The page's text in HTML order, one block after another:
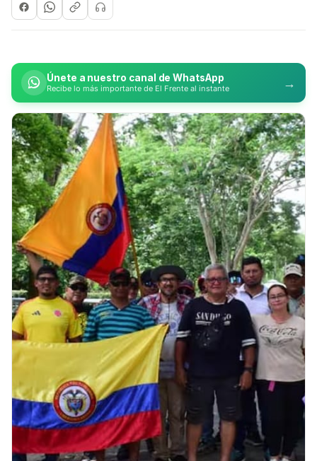
Únete a nuestro canal de WhatsApp
Recibe lo más importante de El Frente al instante →